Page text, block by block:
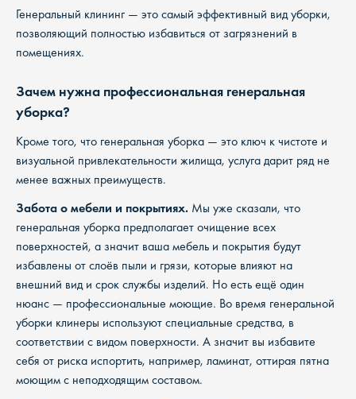
Генеральный клининг — это самый эффективный вид уборки,
позволяющий полностью избавиться от загрязнений в
помещениях.
Зачем нужна профессиональная генеральная
уборка?
Кроме того, что генеральная уборка — это ключ к чистоте и
визуальной привлекательности жилища, услуга дарит ряд не
менее важных преимуществ.
Забота о мебели и покрытиях. Мы уже сказали, что
генеральная уборка предполагает очищение всех
поверхностей, а значит ваша мебель и покрытия будут
избавлены от слоёв пыли и грязи, которые влияют на
внешний вид и срок службы изделий. Но есть ещё один
нюанс — профессиональные моющие. Во время генеральной
уборки клинеры используют специальные средства, в
соответствии с видом поверхности. А значит вы избавите
себя от риска испортить, например, ламинат, оттирая пятна
моющим с неподходящим составом.